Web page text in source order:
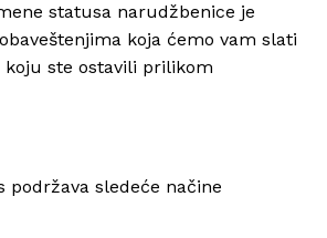
statusa narudžbenice je
koja ćemo vam slati
koju ste ostavili prilikom
podržava sledeće načine